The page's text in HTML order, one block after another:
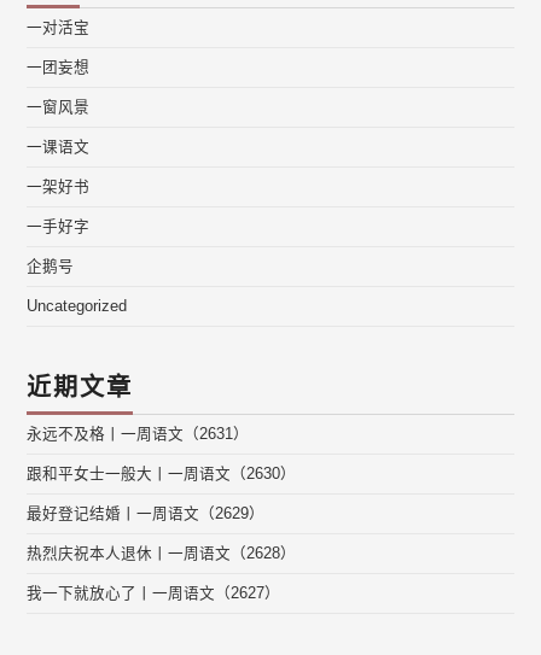
一对活宝
一团妄想
一窗风景
一课语文
一架好书
一手好字
企鹅号
Uncategorized
近期文章
永远不及格丨一周语文（2631）
跟和平女士一般大丨一周语文（2630）
最好登记结婚丨一周语文（2629）
热烈庆祝本人退休丨一周语文（2628）
我一下就放心了丨一周语文（2627）